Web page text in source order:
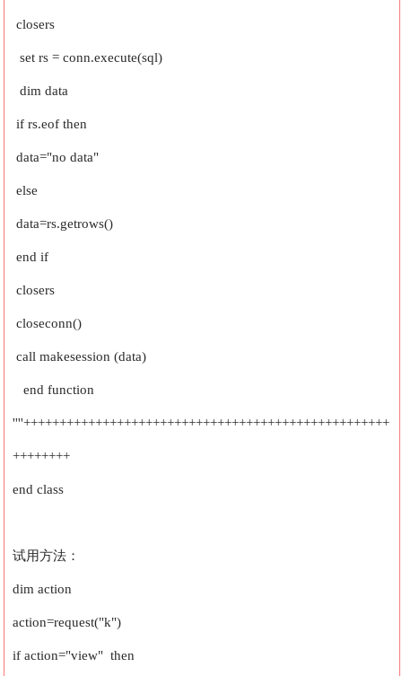
closers
set rs = conn.execute(sql)
dim data
if rs.eof then
data="no data"
else
data=rs.getrows()
end if
closers
closeconn()
call makesession (data)
end function
''''+++++++++++++++++++++++++++++++++++++++++++++++++++
++++++++
end class
试用方法：
dim action
action=request("k")
if action="view" then